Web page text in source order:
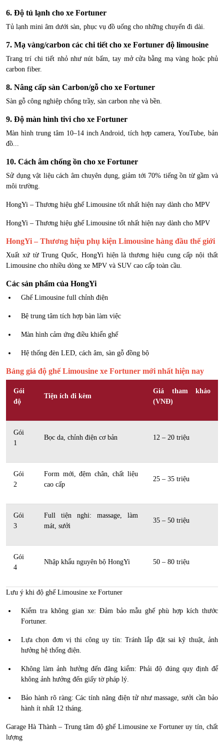
6. Độ tủ lạnh cho xe Fortuner
Tủ lạnh mini âm dưới sàn, phục vụ đồ uống cho những chuyến đi dài.
7. Mạ vàng/carbon các chi tiết cho xe Fortuner độ limousine
Trang trí chi tiết nhỏ như nút bấm, tay mở cửa bằng mạ vàng hoặc phủ
carbon fiber.
8. Nâng cấp sàn Carbon/gỗ cho xe Fortuner
Sàn gỗ công nghiệp chống trầy, sàn carbon nhẹ và bền.
9. Độ màn hình tivi cho xe Fortuner
Màn hình trung tâm 10–14 inch Android, tích hợp camera, YouTube, bản
đồ...
10. Cách âm chống ồn cho xe Fortuner
Sử dụng vật liệu cách âm chuyên dụng, giảm tới 70% tiếng ồn từ gầm và
môi trường.
HongYi – Thương hiệu ghế Limousine tốt nhất hiện nay dành cho MPV
HongYi – Thương hiệu ghế Limousine tốt nhất hiện nay dành cho MPV
HongYi – Thương hiệu phụ kiện Limousine hàng đầu thế giới
Xuất xứ từ Trung Quốc, HongYi hiện là thương hiệu cung cấp nội thất
Limousine cho nhiều dòng xe MPV và SUV cao cấp toàn cầu.
Các sản phẩm của HongYi
Ghế Limousine full chỉnh điện
Bệ trung tâm tích hợp bàn làm việc
Màn hình cảm ứng điều khiển ghế
Hệ thống đèn LED, cách âm, sàn gỗ đồng bộ
Bảng giá độ ghế Limousine xe Fortuner mới nhất hiện nay
Gói
độ
Tiện ích đi kèm
Giá tham khảo
(VNĐ)
Gói
1
Bọc da, chỉnh điện cơ bản 12 – 20 triệu
Gói
2
Form mới, đệm chân, chất liệu
cao cấp
25 – 35 triệu
Gói
3
Full tiện nghi: massage, làm
mát, sưởi
35 – 50 triệu
Gói
4
Nhập khẩu nguyên bộ HongYi 50 – 80 triệu
Lưu ý khi độ ghế Limousine xe Fortuner
Kiểm tra không gian xe: Đảm bảo mẫu ghế phù hợp kích thước
Fortuner.
Lựa chọn đơn vị thi công uy tín: Tránh lắp đặt sai kỹ thuật, ảnh
hưởng hệ thống điện.
Không làm ảnh hưởng đến đăng kiểm: Phải độ đúng quy định để
không ảnh hưởng đến giấy tờ pháp lý.
Bảo hành rõ ràng: Các tính năng điện tử như massage, sưởi cần bảo
hành ít nhất 12 tháng.
Garage Hà Thành – Trung tâm độ ghế Limousine xe Fortuner uy tín, chất
lượng